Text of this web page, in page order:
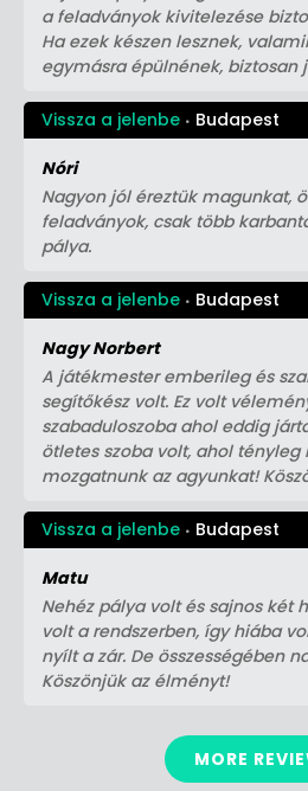
a feladványok kivitelezése
Ha ezek készen lesznek,
egymásra épülnének, biztosan
Vissza a jelenbe Budapest
Nóri
Nagyon jól éreztük magunkat,
feladványok, csak több
pálya.
Vissza a jelenbe Budapest
Nagy Norbert
A játékmester emberileg és
segítőkész volt. Ez volt
szabaduloszoba ahol eddig
ötletes szoba volt, ahol
mozgatnunk az agyunkat!
Vissza a jelenbe Budapest
Matu
Nehéz pálya volt és sajnos két
volt a rendszerben, így hiába
nyílt a zár. De összességében
Köszönjük az élményt!
MORE